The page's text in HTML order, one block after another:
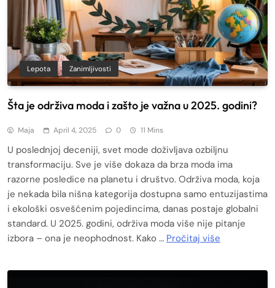
Lepota Zanimljivosti
Šta je održiva moda i zašto je važna u 2025. godini?
Maja April 4, 2025 0 11 Mins
U poslednjoj deceniji, svet mode doživljava ozbiljnu
transformaciju. Sve je više dokaza da brza moda ima
razorne posledice na planetu i društvo. Održiva moda, koja
je nekada bila nišna kategorija dostupna samo entuzijastima
i ekološki osvešćenim pojedincima, danas postaje globalni
standard. U 2025. godini, održiva moda više nije pitanje
izbora – ona je neophodnost. Kako … Pročitaj više